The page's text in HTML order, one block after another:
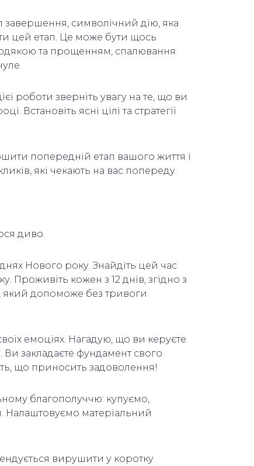
завершення, символічний дію, яка
цей етап. Це може бути щось
та прощенням, спалювання
роботи зверніть увагу на те, що ви
Встановіть ясні цілі та стратегії
попередній етап вашого життя і
які чекають на вас попереду.
диво.
Нового року. Знайдіть цей час
Проживіть кожен з 12 днів, згідно з
який допоможе без тривоги
емоціях. Нагадую, що ви керуєте
закладаєте фундамент свого
що приносить задоволення!
благополуччю: купуємо,
матеріальний
вирушити у коротку